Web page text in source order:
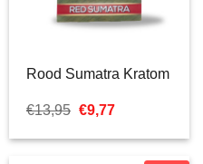
Rood Sumatra Kratom
€13,95 Oorspronkelijke
was:
€9,77Huidige
is: